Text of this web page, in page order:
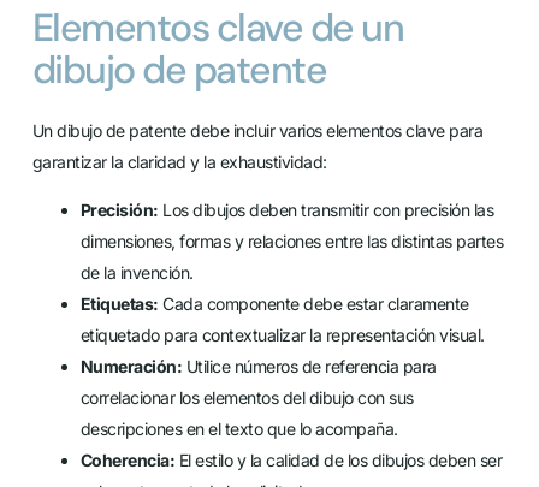
Elementos clave de un
dibujo de patente
Un dibujo de patente debe incluir varios elementos clave para
garantizar la claridad y la exhaustividad:
Precisión: Los dibujos deben transmitir con precisión las
dimensiones, formas y relaciones entre las distintas partes
de la invención.
Etiquetas: Cada componente debe estar claramente
etiquetado para contextualizar la representación visual.
Numeración: Utilice números de referencia para
correlacionar los elementos del dibujo con sus
descripciones en el texto que lo acompaña.
Coherencia: El estilo y la calidad de los dibujos deben ser